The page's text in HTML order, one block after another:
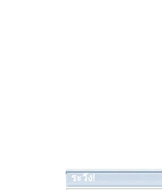
ระวัง!